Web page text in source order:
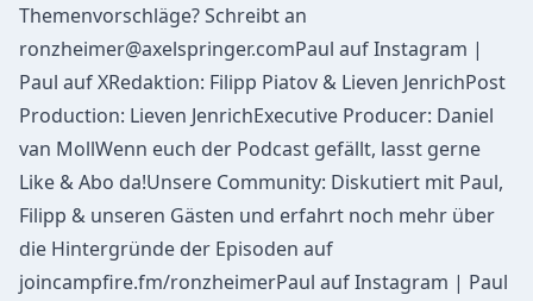
Themenvorschläge? Schreibt an
ronzheimer@axelspringer.comPaul auf Instagram |
Paul auf XRedaktion: Filipp Piatov & Lieven JenrichPost
Production: Lieven JenrichExecutive Producer: Daniel
van MollWenn euch der Podcast gefällt, lasst gerne
Like & Abo da!Unsere Community: Diskutiert mit Paul,
Filipp & unseren Gästen und erfahrt noch mehr über
die Hintergründe der Episoden auf
joincampfire.fm/ronzheimerPaul auf Instagram | Paul